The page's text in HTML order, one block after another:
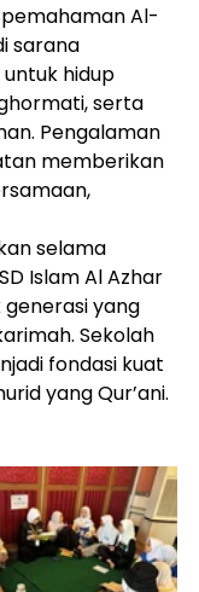
Al-
sarana
hidup
serta
Pengalaman
memberikan
selama
Islam Al Azhar
yang
Sekolah
fondasi kuat
yang Qur’ani.